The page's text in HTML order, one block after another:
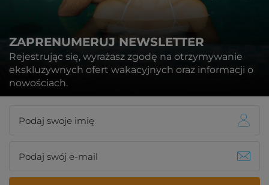
ZAPRENUMERUJ NEWSLETTER
Rejestrując się, wyrażasz zgodę na otrzymywanie
ekskluzywnych ofert wakacyjnych oraz informacji o
nowościach.